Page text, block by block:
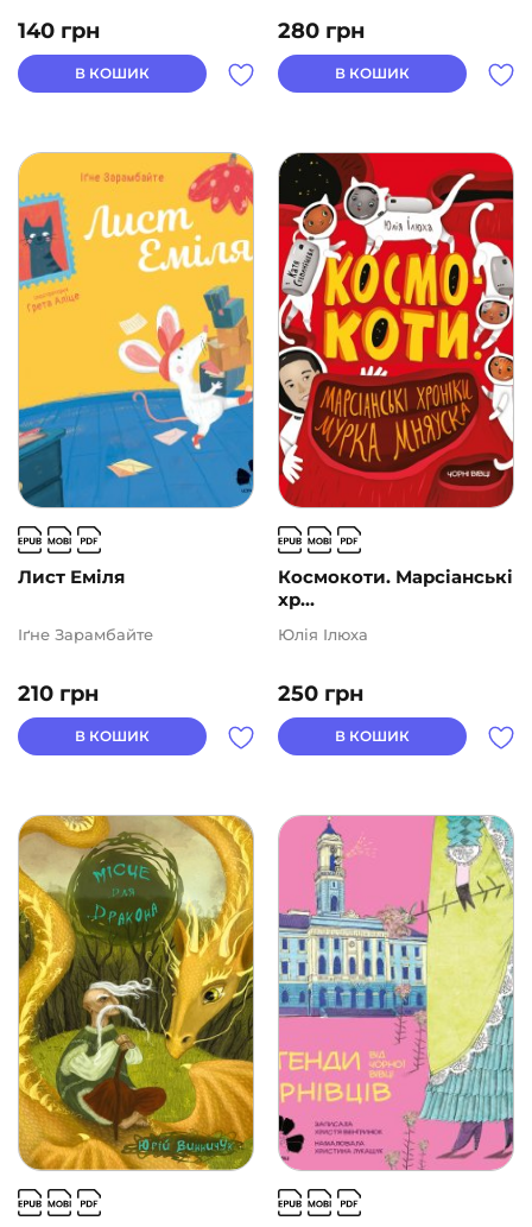
140 грн
В КОШИК
280 грн
В КОШИК
Лист Еміля
210 грн
Іґне Зарамбайте
В КОШИК
Космокоти. Марсіанські
хр...
250 грн
Юлія Ілюха
В КОШИК